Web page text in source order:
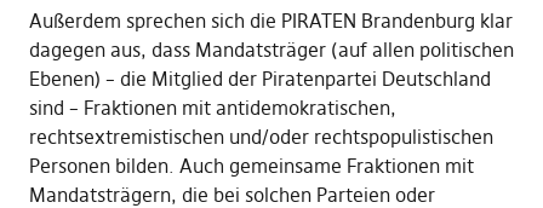
Außerdem sprechen sich die PIRATEN Brandenburg klar
dagegen aus, dass Mandatsträger (auf allen politischen
Ebenen) – die Mitglied der Piratenpartei Deutschland
sind – Fraktionen mit antidemokratischen,
rechtsextremistischen und/oder rechtspopulistischen
Personen bilden. Auch gemeinsame Fraktionen mit
Mandatsträgern, die bei solchen Parteien oder